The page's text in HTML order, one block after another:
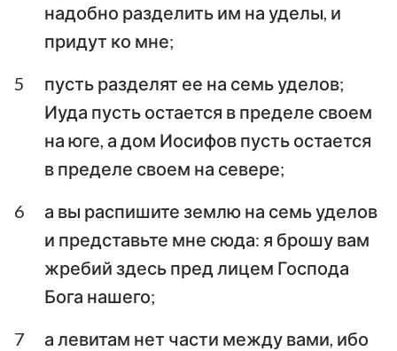
надобно разделить им на уделы, и
придут ко мне;
5
пусть разделят ее на семь уделов;
Иуда пусть остается в пределе своем
на юге, а дом Иосифов пусть остается
в пределе своем на севере;
6
а вы распишите землю на семь уделов
и представьте мне сюда: я брошу вам
жребий здесь пред лицем Господа
Бога нашего;
7
а левитам нет части между вами, ибо